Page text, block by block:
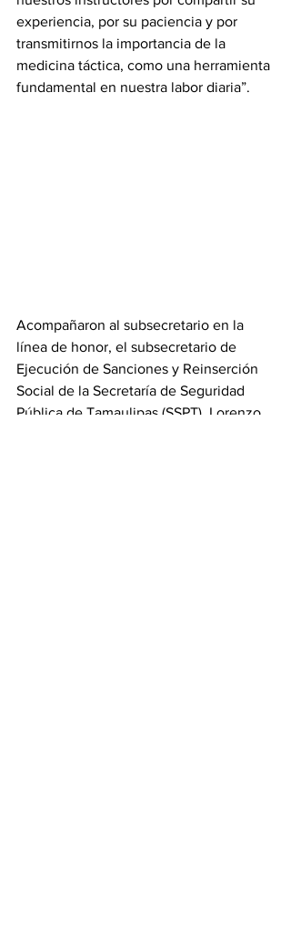
experiencia, por su paciencia y por
transmitirnos la importancia de la
medicina táctica, como una herramienta
fundamental en nuestra labor diaria”.
Acompañaron al subsecretario en la
línea de honor, el subsecretario de
Ejecución de Sanciones y Reinserción
Social de la Secretaría de Seguridad
Pública de Tamaulipas (SSPT), Lorenzo